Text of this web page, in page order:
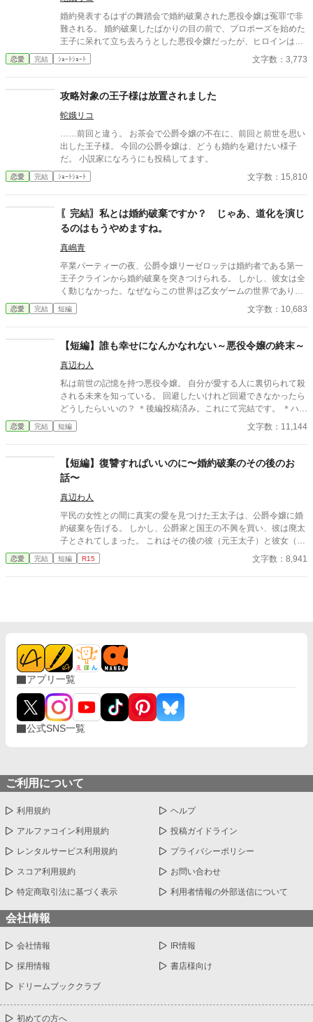
婚約発表するはずの舞踏会で婚約破棄された悪役令嬢は冤罪で非
難される。 婚約破棄したばかりの目の前で、プロポーズを始めた
王子に呆れて立ち去ろうとした悪役令嬢だったが、ヒロインは怒
鳴り声を上げた。 一回書いてみたかった悪役令嬢婚約破棄もの。
恋愛 完結 ｼｮｰﾄｼｮｰﾄ 文字数：3,773
攻略対象の王子様は放置されました
蛇娥リコ
……前回と違う。 お茶会で公爵令嬢の不在に、前回と前世を思い
出した王子様。 今回の公爵令嬢は、どうも婚約を避けたい様子
だ。 小説家になろうにも投稿してます。
恋愛 完結 ｼｮｰﾄｼｮｰﾄ 文字数：15,810
〖完結〗私とは婚約破棄ですか？ じゃあ、道化を演じ
るのはもうやめますね。
真嶋青
卒業パーティーの夜、公爵令嬢リーゼロッテは婚約者である第一
王子クラインから婚約破棄を突きつけられる。 しかし、彼女は全
く動じなかった。なぜならこの世界は乙女ゲームの世界であり、
今日この「断罪イベント」が起こることを前世の記憶から知って
いたからだ。 「私とは婚約破棄ですか？ 承知いたしました。―
拠と証人を次々と提示し、王子の言いがかりを公衆の面前で華麗
す。
恋愛 完結 短編 文字数：10,683
【短編】誰も幸せになんかなれない～悪役令嬢の終末～
真辺わ人
私は前世の記憶を持つ悪役令嬢。 自分が愛する人に裏切られて殺
される未来を知っている。 回避したいけれど回避できなかったら
どうしたらいいの？ ＊後編投稿済み。これにて完結です。 ＊ハピ
エンではないので注意。
恋愛 完結 短編 文字数：11,144
【短編】復讐すればいいのに〜婚約破棄のその後のお
話〜
真辺わ人
平民の女性との間に真実の愛を見つけた王太子は、公爵令嬢に婚
約破棄を告げる。 しかし、公爵家と国王の不興を買い、彼は廃太
子とされてしまった。 これはその後の彼（元王太子）と彼女（平
民少女）のお話です。 数年後に彼女が語る真実とは……？ 前中後
編の三部構成です。 ❇︎ざまぁはありません。 ❇︎設定は緩いですの
恋愛 完結 短編 R15 文字数：8,941
アプリ一覧
公式SNS一覧
ご利用について
利用規約 ヘルプ
アルファコイン利用規約 投稿ガイドライン
レンタルサービス利用規約 プライバシーポリシー
スコア利用規約 お問い合わせ
特定商取引法に基づく表示 利用者情報の外部送信について
会社情報
会社情報 IR情報
採用情報 書店様向け
ドリームブッククラブ
初めての方へ